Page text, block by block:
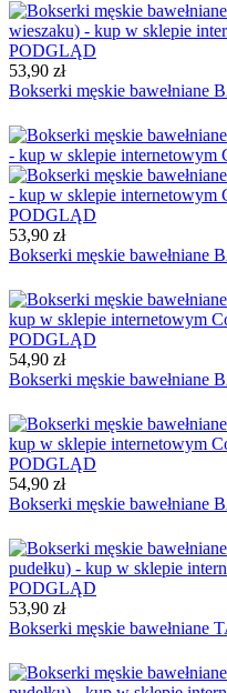
PODGLĄD
53,90 zł
Bokserki męskie bawełniane
PODGLĄD
53,90 zł
Bokserki męskie bawełniane
PODGLĄD
54,90 zł
Bokserki męskie bawełniane
PODGLĄD
54,90 zł
Bokserki męskie bawełniane
PODGLĄD
53,90 zł
Bokserki męskie bawełniane